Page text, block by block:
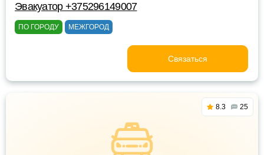
Эвакуатор +375296149007
ПО ГОРОДУ МЕЖГОРОД
Связаться
8.3 25